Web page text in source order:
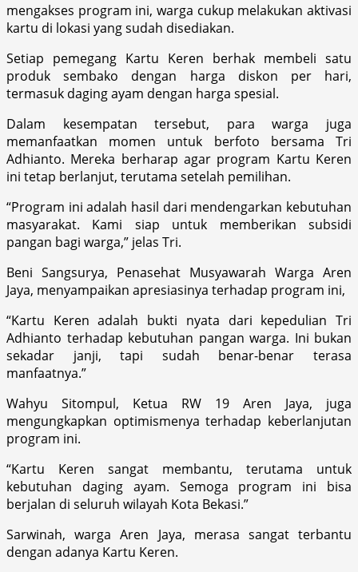
mengakses program ini, warga cukup melakukan aktivasi
kartu di lokasi yang sudah disediakan.
Setiap pemegang Kartu Keren berhak membeli satu
produk sembako dengan harga diskon per hari,
termasuk daging ayam dengan harga spesial.
Dalam kesempatan tersebut, para warga juga
memanfaatkan momen untuk berfoto bersama Tri
Adhianto. Mereka berharap agar program Kartu Keren
ini tetap berlanjut, terutama setelah pemilihan.
“Program ini adalah hasil dari mendengarkan kebutuhan
masyarakat. Kami siap untuk memberikan subsidi
pangan bagi warga,” jelas Tri.
Beni Sangsurya, Penasehat Musyawarah Warga Aren
Jaya, menyampaikan apresiasinya terhadap program ini,
“Kartu Keren adalah bukti nyata dari kepedulian Tri
Adhianto terhadap kebutuhan pangan warga. Ini bukan
sekadar janji, tapi sudah benar-benar terasa
manfaatnya.”
Wahyu Sitompul, Ketua RW 19 Aren Jaya, juga
mengungkapkan optimismenya terhadap keberlanjutan
program ini.
“Kartu Keren sangat membantu, terutama untuk
kebutuhan daging ayam. Semoga program ini bisa
berjalan di seluruh wilayah Kota Bekasi.”
Sarwinah, warga Aren Jaya, merasa sangat terbantu
dengan adanya Kartu Keren.